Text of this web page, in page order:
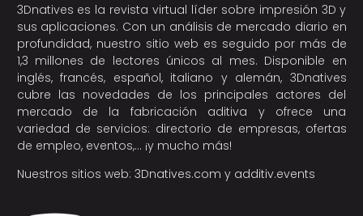
3Dnatives es la revista virtual líder sobre impresión 3D y
sus aplicaciones. Con un análisis de mercado diario en
profundidad, nuestro sitio web es seguido por más de
1,3 millones de lectores únicos al mes. Disponible en
inglés, francés, español, italiano y alemán, 3Dnatives
cubre las novedades de los principales actores del
mercado de la fabricación aditiva y ofrece una
variedad de servicios: directorio de empresas, ofertas
de empleo, eventos,… ¡y mucho más!
Nuestros sitios web: 3Dnatives.com y additiv.events